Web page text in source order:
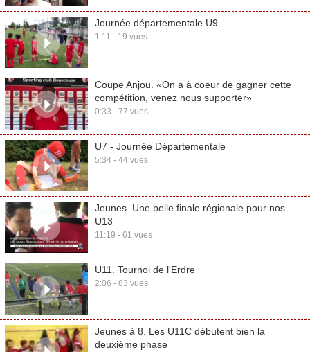
Journée départementale U9
1:11 - 19 vues
Coupe Anjou. «On a à coeur de gagner cette
compétition, venez nous supporter»
0:33 - 77 vues
U7 - Journée Départementale
5:34 - 44 vues
Jeunes. Une belle finale régionale pour nos
U13
11:19 - 61 vues
U11. Tournoi de l'Erdre
2:06 - 83 vues
Jeunes à 8. Les U11C débutent bien la
deuxième phase